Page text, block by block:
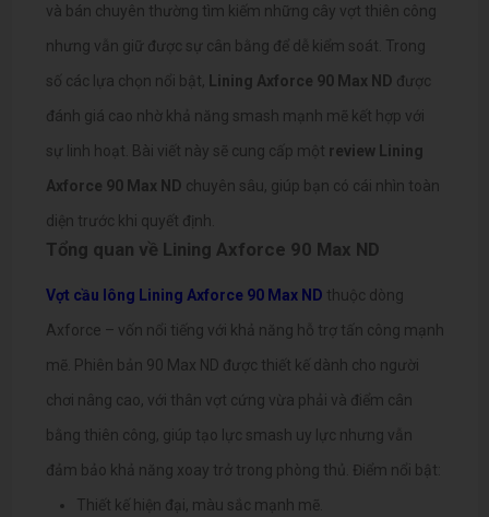
và bán chuyên thường tìm kiếm những cây vợt thiên công
nhưng vẫn giữ được sự cân bằng để dễ kiểm soát. Trong
số các lựa chọn nổi bật, Lining Axforce 90 Max ND được
đánh giá cao nhờ khả năng smash mạnh mẽ kết hợp với
sự linh hoạt. Bài viết này sẽ cung cấp một review Lining
Axforce 90 Max ND chuyên sâu, giúp bạn có cái nhìn toàn
diện trước khi quyết định.
Tổng quan về Lining Axforce 90 Max ND
Vợt cầu lông Lining Axforce 90 Max ND thuộc dòng
Axforce – vốn nổi tiếng với khả năng hỗ trợ tấn công mạnh
mẽ. Phiên bản 90 Max ND được thiết kế dành cho người
chơi nâng cao, với thân vợt cứng vừa phải và điểm cân
bằng thiên công, giúp tạo lực smash uy lực nhưng vẫn
đảm bảo khả năng xoay trở trong phòng thủ. Điểm nổi bật:
Thiết kế hiện đại, màu sắc mạnh mẽ.